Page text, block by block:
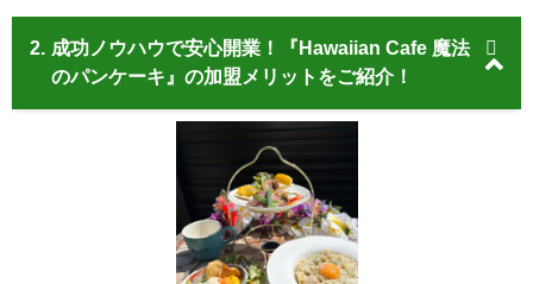
2. 成功ノウハウで安心開業！『Hawaiian Cafe 魔法
のパンケーキ』の加盟メリットをご紹介！